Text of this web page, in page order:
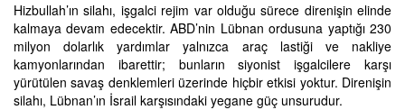
Hizbullah’ın silahı, işgalci rejim var olduğu sürece direnişin elinde
kalmaya devam edecektir. ABD’nin Lübnan ordusuna yaptığı 230
milyon dolarlık yardımlar yalnızca araç lastiği ve nakliye
kamyonlarından ibarettir; bunların siyonist işgalcilere karşı
yürütülen savaş denklemleri üzerinde hiçbir etkisi yoktur. Direnişin
silahı, Lübnan’ın İsrail karşısındaki yegane güç unsurudur.